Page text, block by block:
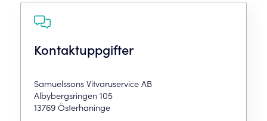
Kontaktuppgifter
Samuelssons Vitvaruservice AB
Albybergsringen 105
13769 Österhaninge